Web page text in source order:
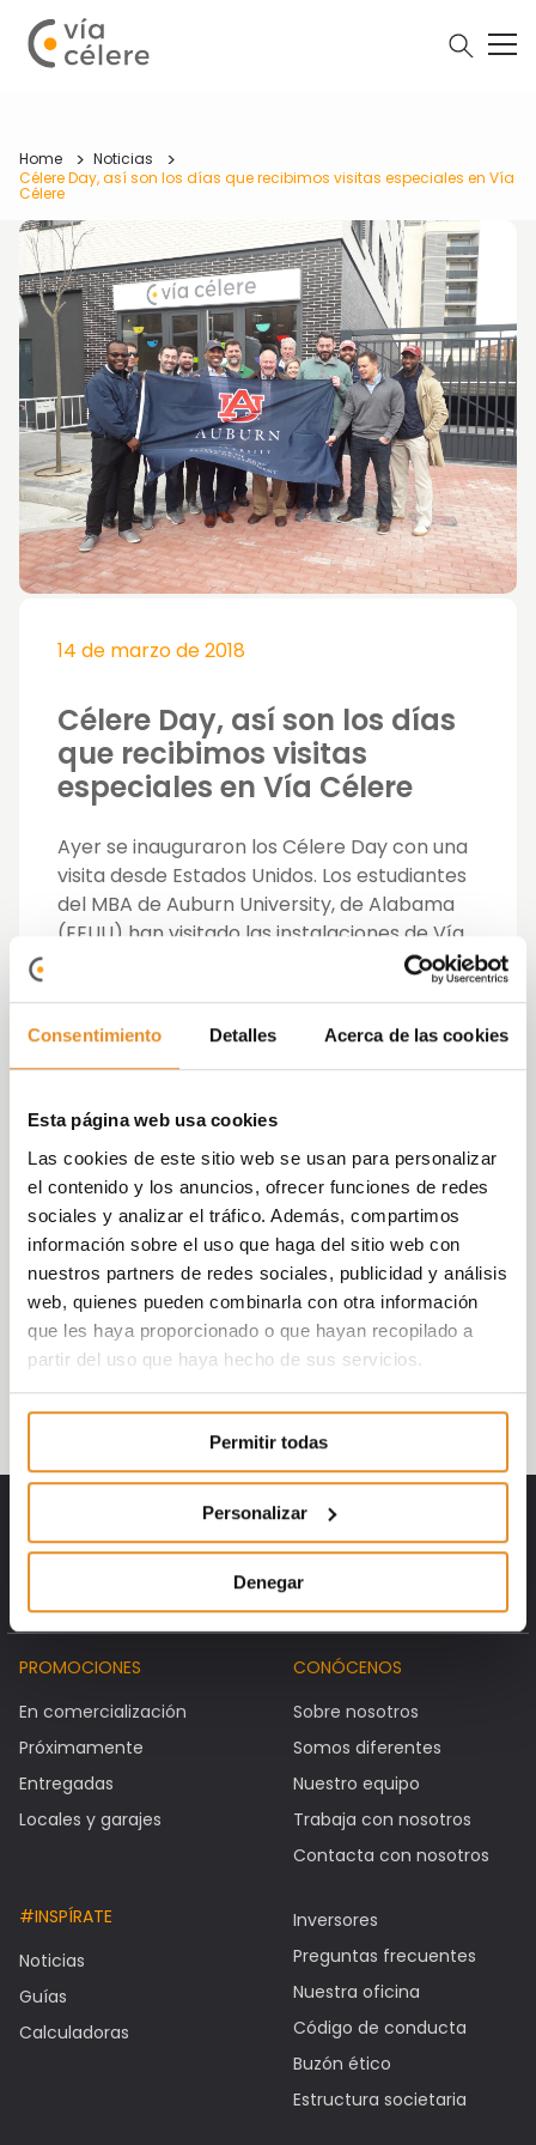
Consentimiento Detalles Acerca de las cookies
Esta página web usa cookies
Las cookies de este sitio web se usan para personalizar
el contenido y los anuncios, ofrecer funciones de redes
sociales y analizar el tráfico. Además, compartimos
información sobre el uso que haga del sitio web con
nuestros partners de redes sociales, publicidad y análisis
web, quienes pueden combinarla con otra información
que les haya proporcionado o que hayan recopilado a
partir del uso que haya hecho de sus servicios.
Permitir todas
Personalizar
Denegar
Home
Noticias
Célere Day, así son los días que recibimos visitas especiales en Vía
Célere
14 de marzo de 2018
Célere Day, así son los días
que recibimos visitas
especiales en Vía Célere
Ayer se inauguraron los Célere Day con una
visita desde Estados Unidos. Los estudiantes
del MBA de Auburn University, de Alabama
(EEUU) han visitado las instalaciones de Vía
programa muy completo. Este programa ha
incluido, por un lado, una formación más
teórica tanto de la compañía y como del
sector inmobiliario en España y, por otro
lado, una visita a varias de las promociones,
tanto las que están en curso como alguna
que actualmente está entregada.
Ha sido un día intenso de trabajo y
formación que ha concluido con una visita a
pie al centro histórico de Madrid por la tarde
y una cena típica española. Ha sido un
placer tenerlos de visita en ‘nuestra casa’.
PROMOCIONES
En comercialización
Próximamente
Entregadas
Locales y garajes
CONÓCENOS
Sobre nosotros
Somos diferentes
Nuestro equipo
Trabaja con nosotros
Contacta con nosotros
#INSPÍRATE
Noticias
Guías
Calculadoras
Inversores
Preguntas frecuentes
Nuestra oficina
Código de conducta
Buzón ético
Estructura societaria